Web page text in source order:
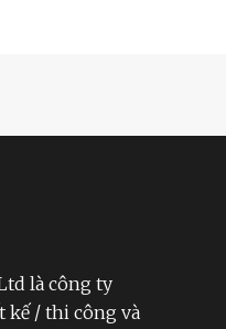
là công ty
kế / thi công và